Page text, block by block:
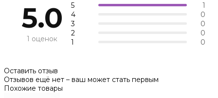
5.0
1 оценок
5
1
4
0
3
0
2
0
1
0
Оставить отзыв
Отзывов ещё нет – ваш может стать первым
Похожие товары